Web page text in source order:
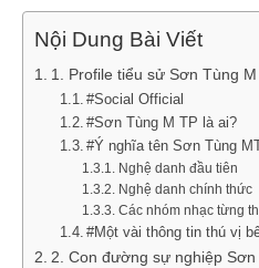
Nội Dung Bài Viết
1. Profile tiểu sử Sơn Tùng
#Social Official
#Sơn Tùng M TP là ai?
#Ý nghĩa tên Sơn Tùng
Nghệ danh đầu tiên
Nghệ danh chính thức
Các nhóm nhạc từng
#Một vài thông tin thú vị
2. Con đường sự nghiệp